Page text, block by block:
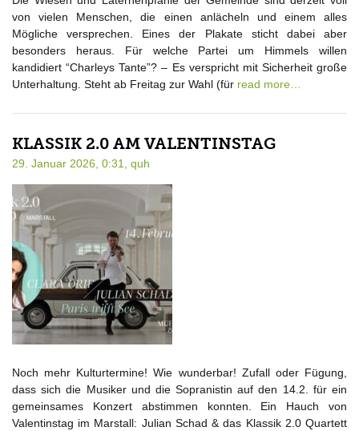
von vielen Menschen, die einen anlächeln und einem alles
Mögliche versprechen. Eines der Plakate sticht dabei aber
besonders heraus. Für welche Partei um Himmels willen
kandidiert “Charleys Tante”? – Es verspricht mit Sicherheit große
Unterhaltung. Steht ab Freitag zur Wahl (für read more…
KLASSIK 2.0 AM VALENTINSTAG
29. Januar 2026, 0:31, quh
Noch mehr Kulturtermine! Wie wunderbar! Zufall oder Fügung,
dass sich die Musiker und die Sopranistin auf den 14.2. für ein
gemeinsames Konzert abstimmen konnten. Ein Hauch von
Valentinstag im Marstall: Julian Schad & das Klassik 2.0 Quartett